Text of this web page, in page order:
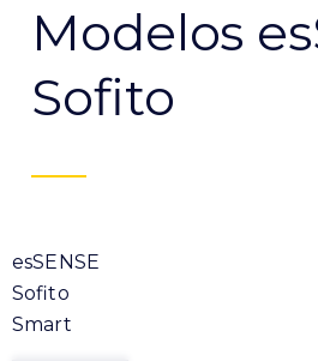
Modelos
Sofito
esSENSE
Sofito
Smart